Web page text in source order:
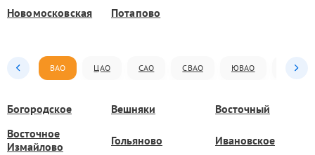
Новомосковская
Потапово
ВАО ЦАО САО СВАО ЮВАО ЮАО
Богородское Вешняки
Восточный
Восточное
Измайлово
Гольяново Ивановское